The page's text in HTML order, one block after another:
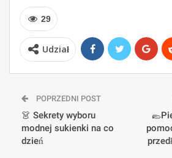
29
Udział
POPRZEDNI POST
👗 Sekrety wyboru
modnej sukienki na co
dzień